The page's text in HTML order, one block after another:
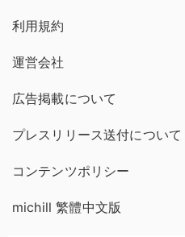
利用規約
運営会社
広告掲載について
プレスリリース送付について
コンテンツポリシー
michill 繁體中文版